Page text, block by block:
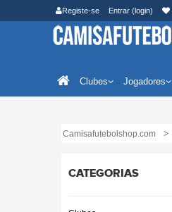
Registe-se Entrar (login)
Clubes Jogadores
Camisafutebolshop.com
CATEGORIAS